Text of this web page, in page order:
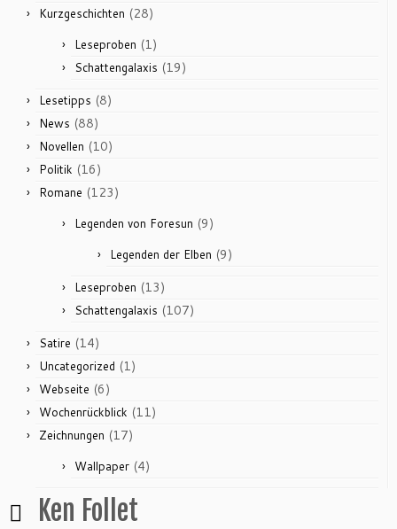
Kurzgeschichten (28)
Leseproben (1)
Schattengalaxis (19)
Lesetipps (8)
News (88)
Novellen (10)
Politik (16)
Romane (123)
Legenden von Foresun (9)
Legenden der Elben (9)
Leseproben (13)
Schattengalaxis (107)
Satire (14)
Uncategorized (1)
Webseite (6)
Wochenrückblick (11)
Zeichnungen (17)
Wallpaper (4)
Ken Follet